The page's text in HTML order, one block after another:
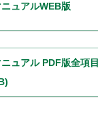
ュアルWEB版
ュアル PDF版全項目